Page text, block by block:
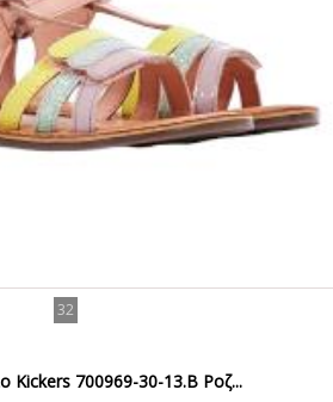
32
Kickers 700969-30-13.B Ροζ...